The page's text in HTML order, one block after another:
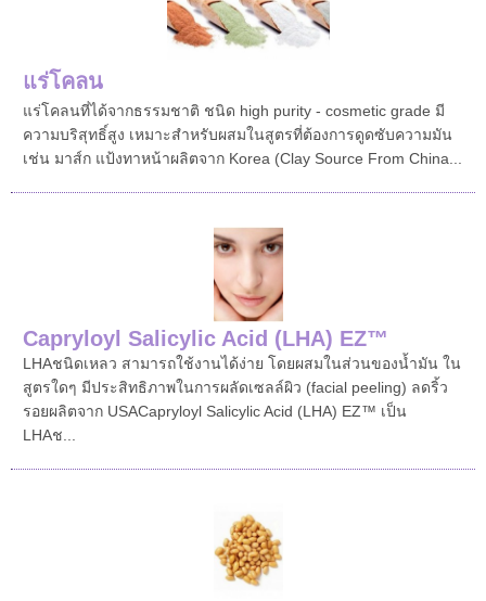
แร่โคลน
แร่โคลนที่ได้จากธรรมชาติ ชนิด high purity - cosmetic grade มี
ความบริสุทธิ์สูง เหมาะสำหรับผสมในสูตรที่ต้องการดูดซับความมัน
เช่น มาส์ก แป้งทาหน้าผลิตจาก Korea (Clay Source From China...
Capryloyl Salicylic Acid (LHA) EZ™
LHA ชนิดเหลว สามารถใช้งานได้ง่าย โดยผสมในส่วนของน้ำมัน ใน
สูตรใดๆ มีประสิทธิภาพในการผลัดเซลล์ผิว (facial peeling) ลดริ้ว
รอย ผลิตจาก USACapryloyl Salicylic Acid (LHA) EZ™ เป็น
LHA ช...